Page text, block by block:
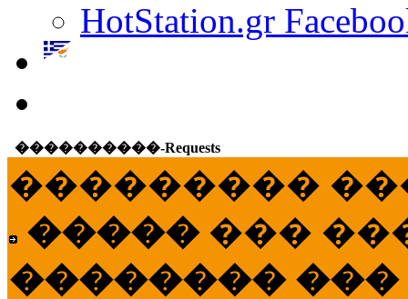
HotStation.gr
����������-Requests
���������
����� ���
�������� ���